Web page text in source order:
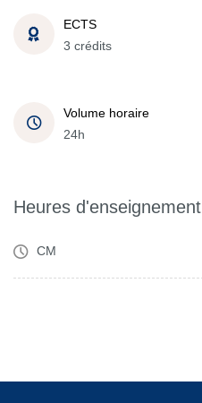
ECTS
3 crédits
Volume horaire
24h
Heures d'enseignement
CM